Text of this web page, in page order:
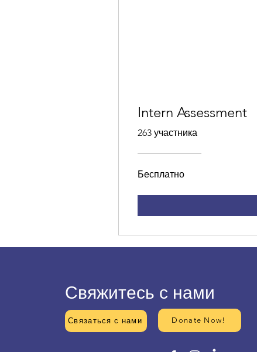
Intern Assessment
263 участника
Бесплатно
Свяжитесь с нами
Связаться с нами Donate Now!